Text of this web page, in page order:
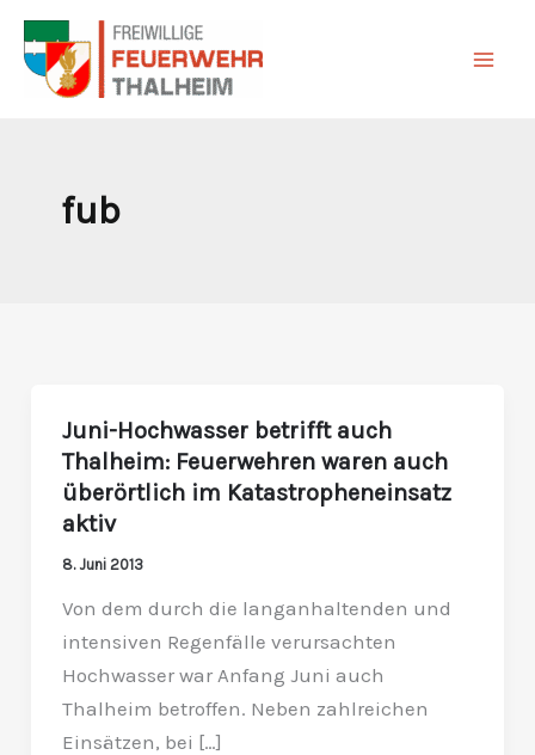
Zum
Inhalt
springen
fub
Juni-Hochwasser betrifft auch
Thalheim: Feuerwehren waren auch
überörtlich im Katastropheneinsatz
aktiv
8. Juni 2013
Von dem durch die langanhaltenden und
intensiven Regenfälle verursachten
Hochwasser war Anfang Juni auch
Thalheim betroffen. Neben zahlreichen
Einsätzen, bei […]
Juni-
Hochwasser
betrifft
auch
Thalheim:
Feuerwehren
waren
auch
überörtlich
im